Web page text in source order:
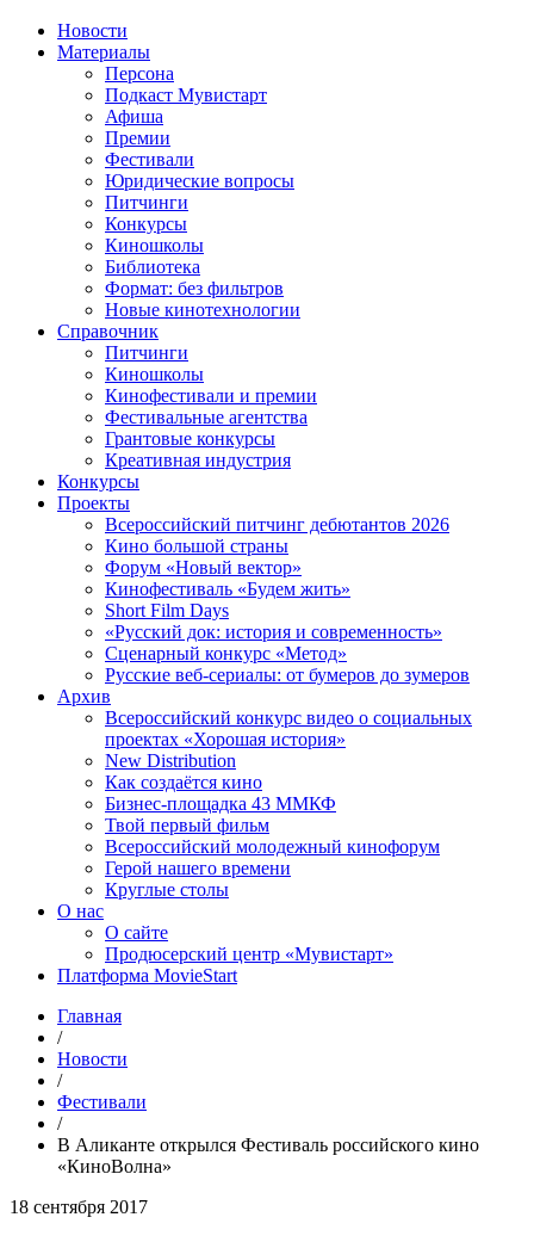
Новости
Материалы
Персона
Подкаст Мувистарт
Афиша
Премии
Фестивали
Юридические вопросы
Питчинги
Конкурсы
Киношколы
Библиотека
Формат: без фильтров
Новые кинотехнологии
Справочник
Питчинги
Киношколы
Кинофестивали и премии
Фестивальные агентства
Грантовые конкурсы
Креативная индустрия
Конкурсы
Проекты
Всероссийский питчинг дебютантов 2026
Кино большой страны
Форум «Новый вектор»
Кинофестиваль «Будем жить»
Short Film Days
«Русский док: история и современность»
Сценарный конкурс «Метод»
Русские веб-сериалы: от бумеров до зумеров
Архив
Всероссийский конкурс видео о социальных
проектах «Хорошая история»
New Distribution
Как создаётся кино
Бизнес-площадка 43 ММКФ
Твой первый фильм
Всероссийский молодежный кинофорум
Герой нашего времени
Круглые столы
О нас
О сайте
Продюсерский центр «Мувистарт»
Платформа MovieStart
Главная
/
Новости
/
Фестивали
/
В Аликанте открылся Фестиваль российского кино
«КиноВолна»
18 сентября 2017